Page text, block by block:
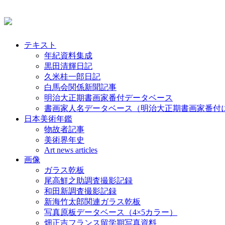
テキスト
年紀資料集成
黒田清輝日記
久米桂一郎日記
白馬会関係新聞記事
明治大正期書画家番付データベース
書画家人名データベース（明治大正期書画家番付
日本美術年鑑
物故者記事
美術界年史
Art news articles
画像
ガラス乾板
尾高鮮之助調査撮影記録
和田新調査撮影記録
新海竹太郎関連ガラス乾板
写真原板データベース（4×5カラー）
畑正吉フランス留学期写真資料